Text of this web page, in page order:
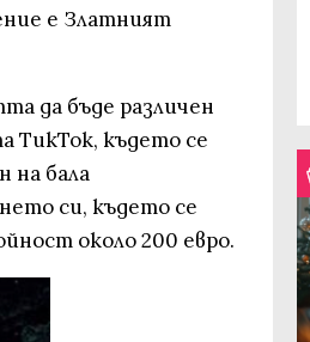
е Златният
да бъде различен
ТикТок, където се
на бала
си, където се
около 200 евро.